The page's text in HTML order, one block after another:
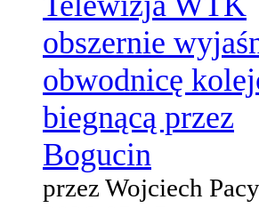
obszernie
obwodnicę
biegnącą przez
Bogucin
przez Wojciech